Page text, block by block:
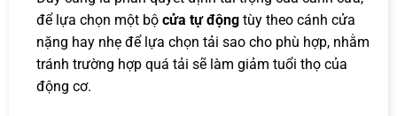
để lựa chọn một bộ cửa tự độngtùy theo cánh cửa
nặng hay nhẹ để lựa chọn tải sao cho phù hợp, nhằm
tránh trường hợp quá tải sẽ làm giảm tuổi thọ của
động cơ.